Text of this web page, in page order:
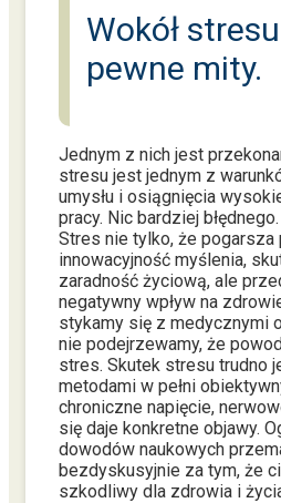
Wokół
pewne mity.
Jednym z nich jest
stresu jest jednym z
umysłu i osiągnięcia
pracy. Nic bardziej błędnego.
Stres nie tylko, że pogarsza
innowacyjność myślenia,
zaradność życiową, ale
negatywny wpływ na
stykamy się z medycznymi
nie podejrzewamy, że
stres. Skutek stresu trudno
metodami w pełni
chroniczne napięcie,
się daje konkretne objawy.
dowodów naukowych
bezdyskusyjnie za tym, że
szkodliwy dla zdrowia i